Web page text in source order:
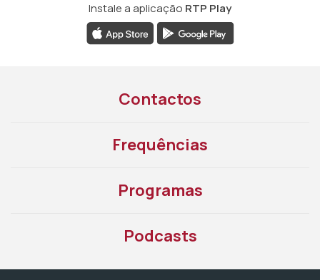
Instale a aplicação RTP Play
Contactos
Frequências
Programas
Podcasts